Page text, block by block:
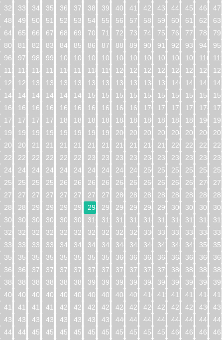
32
33 34 35 36 37 38 39 40 41 42 43 44 45 46
47
48
49 50 51 52 53 54 55 56 57 58 59 60 61 62
63
64
65 66 67 68 69 70 71 72 73 74 75 76 77 78
79
80
81 82 83 84 85 86 87 88 89 90 91 92 93 94
95
96
97 98 99 100 101 102 103 104 105 106 107 108 109 110
112
113 114 115 116 117 118 119 120 121 122 123 124 125 126
128
129 130 131 132 133 134 135 136 137 138 139 140 141 142
144
145 146 147 148 149 150 151 152 153 154 155 156 157 158
160
161 162 163 164 165 166 167 168 169 170 171 172 173 174
176
177 178 179 180 181 182 183 184 185 186 187 188 189 190
192
193 194 195 196 197 198 199 200 201 202 203 204 205 206
208
209 210 211 212 213 214 215 216 217 218 219 220 221 222
224
225 226 227 228 229 230 231 232 233 234 235 236 237 238
240
241 242 243 244 245 246 247 248 249 250 251 252 253 254
256
257 258 259 260 261 262 263 264 265 266 267 268 269 270
272
273 274 275 276 277 278 279 280 281 282 283 284 285 286
288
289 290 291 292 293 294 295 296 297 298 299 300 301 302
304
305 306 307 308 309 310 311 312 313 314 315 316 317 318
320
321 322 323 324 325 326 327 328 329 330 331 332 333 334
336
337 338 339 340 341 342 343 344 345 346 347 348 349 350
352
353 354 355 356 357 358 359 360 361 362 363 364 365 366
368
369 370 371 372 373 374 375 376 377 378 379 380 381 382
384
385 386 387 388 389 390 391 392 393 394 395 396 397 398
400
401 402 403 404 405 406 407 408 409 410 411 412 413 414
416
417 418 419 420 421 422 423 424 425 426 427 428 429 430
432
433 434 435 436 437 438 439 440 441 442 443 444 445 446
448
449 450 451 452 453 454 455 456 457 458 459 460 461 462